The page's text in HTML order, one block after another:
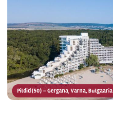
Pildid (50) – Gergana, Varna, Bulgaaria